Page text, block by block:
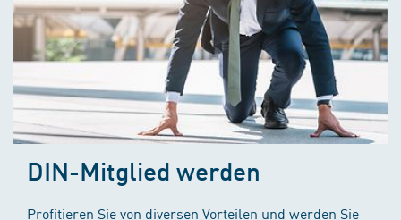
DIN-Mitglied werden
Profitieren Sie von diversen Vorteilen und werden Sie